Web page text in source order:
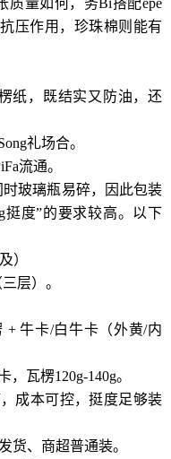
质量如何，务Bi搭配epe
压作用，珍珠棉则能有
纸，既结实又防油，还
礼场合。
流通。
玻璃瓶易碎，因此包装
挺度”的要求较高。以下
）
层）。
+ 牛卡/白牛卡（外黄/内
瓦楞120g-140g。
成本可控，挺度足够装
货、商超普通装。